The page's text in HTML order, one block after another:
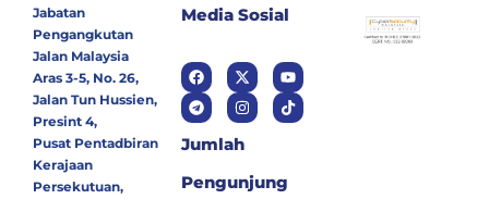
Jabatan
Pengangkutan
Jalan Malaysia
Aras 3-5, No. 26,
Jalan Tun Hussien,
Presint 4,
Pusat Pentadbiran
Kerajaan
Persekutuan,
Media Sosial
Jumlah
Pengunjung